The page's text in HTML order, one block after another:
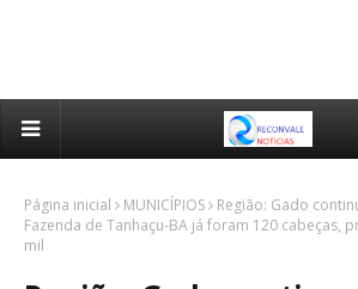
Página inicial MUNICÍPIOS
Região: Gado
Fazenda de Tanhaçu-BA já foram 120 cabeças,
mil